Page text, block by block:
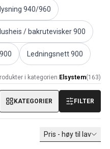
940/960
/ bakrutevisker 900
Ledningsnett 900
i kategorien: Elsystem(163)
KATEGORIER FILTER
Pris - høy til lav